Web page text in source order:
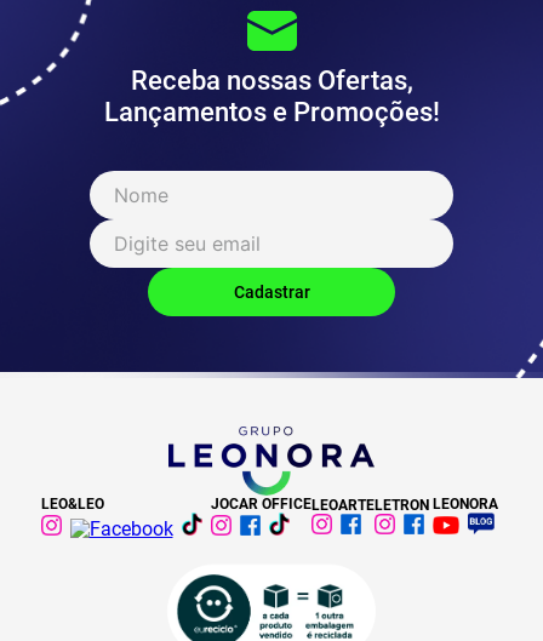
Receba nossas Ofertas,
Lançamentos e Promoções!
LEO&LEO JOCAR OFFICELEOARTELETRON LEONORA